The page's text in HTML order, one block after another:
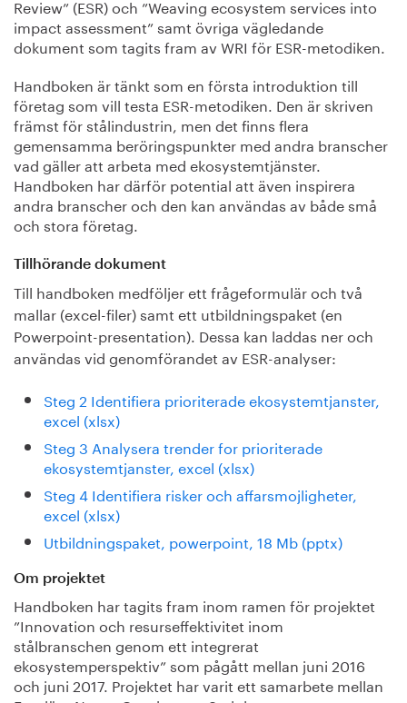
Review” (ESR) och ”Weaving ecosystem services into
impact assessment” samt övriga vägledande
dokument som tagits fram av WRI för ESR-metodiken.
Handboken är tänkt som en första introduktion till
företag som vill testa ESR-metodiken. Den är skriven
främst för stålindustrin, men det finns flera
gemensamma beröringspunkter med andra branscher
vad gäller att arbeta med ekosystemtjänster.
Handboken har därför potential att även inspirera
andra branscher och den kan användas av både små
och stora företag.
Tillhörande dokument
Till handboken medföljer ett frågeformulär och två
mallar (excel-filer) samt ett utbildningspaket (en
Powerpoint-presentation). Dessa kan laddas ner och
användas vid genomförandet av ESR-analyser:
Steg 2 Identifiera prioriterade ekosystemtjanster,
excel (xlsx)
Steg 3 Analysera trender for prioriterade
ekosystemtjanster, excel (xlsx)
Steg 4 Identifiera risker och affarsmojligheter,
excel (xlsx)
Utbildningspaket, powerpoint, 18 Mb (pptx)
Om projektet
Handboken har tagits fram inom ramen för projektet
”Innovation och resurseffektivitet inom
stålbranschen genom ett integrerat
ekosystemperspektiv” som pågått mellan juni 2016
och juni 2017. Projektet har varit ett samarbete mellan